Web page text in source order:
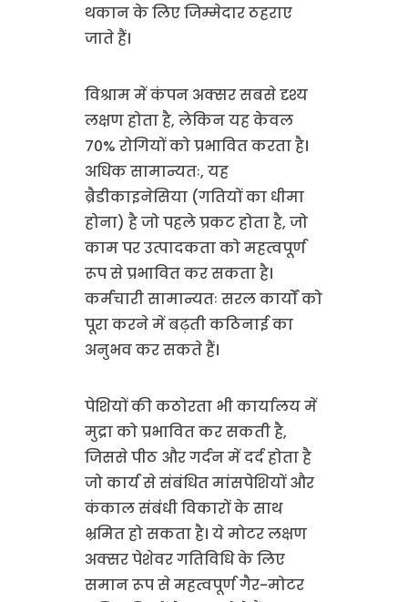
थकान के लिए जिम्मेदार ठहराए
जाते हैं।
विश्राम में कंपन अक्सर सबसे दृश्य
लक्षण होता है, लेकिन यह केवल
70% रोगियों को प्रभावित करता है।
अधिक सामान्यतः, यह
ब्रैडीकाइनेसिया (गतियों का धीमा
होना) है जो पहले प्रकट होता है, जो
काम पर उत्पादकता को महत्वपूर्ण
रूप से प्रभावित कर सकता है।
कर्मचारी सामान्यतः सरल कार्यों को
पूरा करने में बढ़ती कठिनाई का
अनुभव कर सकते हैं।
पेशियों की कठोरता भी कार्यालय में
मुद्रा को प्रभावित कर सकती है,
जिससे पीठ और गर्दन में दर्द होता है
जो कार्य से संबंधित मांसपेशियों और
कंकाल संबंधी विकारों के साथ
भ्रमित हो सकता है। ये मोटर लक्षण
अक्सर पेशेवर गतिविधि के लिए
समान रूप से महत्वपूर्ण गैर-मोटर